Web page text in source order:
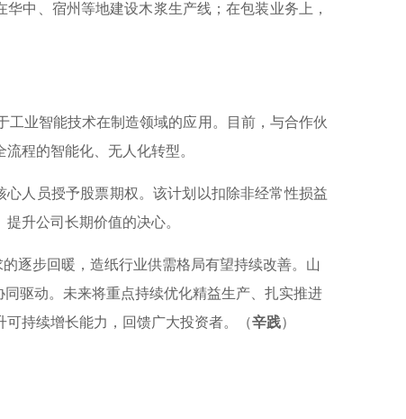
中、宿州等地建设木浆生产线；在包装业务上，
业智能技术在制造领域的应用。目前，与合作伙
程的智能化、无人化转型。
人员授予股票期权。该计划以扣除非经常性损益
升公司长期价值的决心。
逐步回暖，造纸行业供需格局有望持续改善。山
驱动。未来将重点持续优化精益生产、扎实推进
持续增长能力，回馈广大投资者。（辛践）